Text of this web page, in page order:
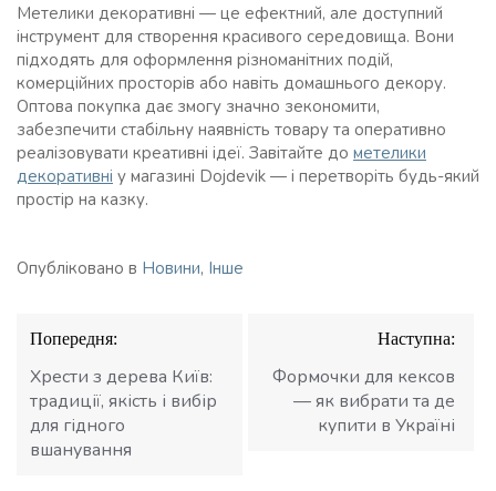
Метелики декоративні — це ефектний, але доступний
інструмент для створення красивого середовища. Вони
підходять для оформлення різноманітних подій,
комерційних просторів або навіть домашнього декору.
Оптова покупка дає змогу значно зекономити,
забезпечити стабільну наявність товару та оперативно
реалізовувати креативні ідеї. Завітайте до метелики
декоративні у магазині Dojdevik — і перетворіть будь-який
простір на казку.
Опубліковано в Новини, Інше
Навігація
записів
Попередня:
Хрести з дерева Київ:
традиції, якість і вибір
для гідного
вшанування
Наступна:
Формочки для кексов
— як вибрати та де
купити в Україні